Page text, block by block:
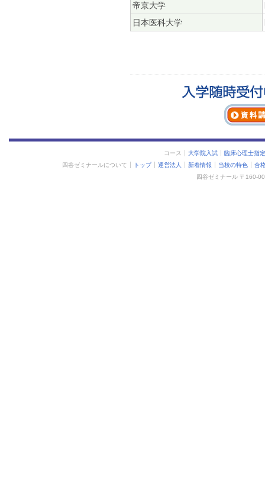
帝京大学
日本医科大学
コース 大学院入試
臨床心理士指
四谷ゼミナールについて
トップ 運営法人 新着情報 当校の特色
合
四谷ゼミナール 〒160-